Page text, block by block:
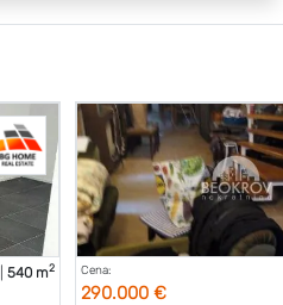
540 m2 Cena:
290.000 €